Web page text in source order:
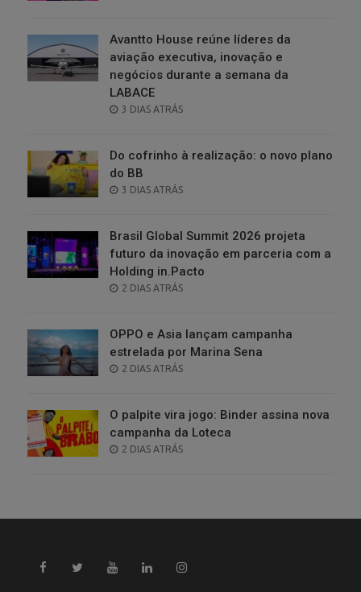
Avantto House reúne líderes da
aviação executiva, inovação e
negócios durante a semana da
LABACE
POSTED
3 DIAS ATRÁS
Do cofrinho à realização: o novo plano
do BB
POSTED
3 DIAS ATRÁS
Brasil Global Summit 2026 projeta
futuro da inovação em parceria com a
Holding in.Pacto
POSTED
2 DIAS ATRÁS
OPPO e Asia lançam campanha
estrelada por Marina Sena
POSTED
2 DIAS ATRÁS
O palpite vira jogo: Binder assina nova
campanha da Loteca
POSTED
2 DIAS ATRÁS